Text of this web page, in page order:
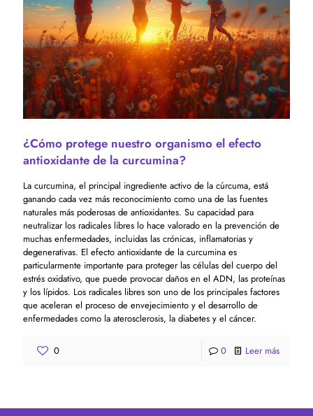
¿Cómo protege nuestro organismo el efecto
antioxidante de la curcumina?
La curcumina, el principal ingrediente activo de la cúrcuma, está
ganando cada vez más reconocimiento como una de las fuentes
naturales más poderosas de antioxidantes. Su capacidad para
neutralizar los radicales libres lo hace valorado en la prevención de
muchas enfermedades, incluidas las crónicas, inflamatorias y
degenerativas. El efecto antioxidante de la curcumina es
particularmente importante para proteger las células del cuerpo del
estrés oxidativo, que puede provocar daños en el ADN, las proteínas
y los lípidos. Los radicales libres son uno de los principales factores
que aceleran el proceso de envejecimiento y el desarrollo de
enfermedades como la aterosclerosis, la diabetes y el cáncer.
0 0 Leer más